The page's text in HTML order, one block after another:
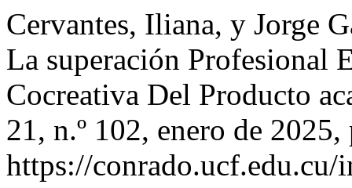
Cervantes, Iliana, y Jorge
La superación Profesional
Cocreativa Del Producto
21, n.º 102, enero de 2025,
https://